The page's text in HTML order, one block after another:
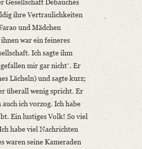
ihre Vertraulichkeiten
und Mädchen
war ein feineres
Ich sagte ihm
mir gar nichtʻ. Er
Lächeln) und sagte kurz;
überall wenig spricht. Er
ich vorzog. Ich habe
Ein lustiges Volk! So viel
habe viel Nachrichten
waren seine Kameraden